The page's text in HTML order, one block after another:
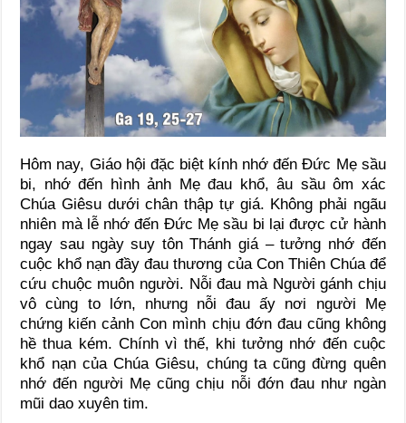
Hôm nay, Giáo hội đặc biệt kính nhớ đến Đức Mẹ sầu
bi, nhớ đến hình ảnh Mẹ đau khổ, âu sầu ôm xác
Chúa Giêsu dưới chân thập tự giá. Không phải ngãu
nhiên mà lễ nhớ đến Đức Mẹ sầu bi lại được cử hành
ngay sau ngày suy tôn Thánh giá – tưởng nhớ đến
cuộc khổ nạn đầy đau thương của Con Thiên Chúa để
cứu chuộc muôn người. Nỗi đau mà Người gánh chịu
vô cùng to lớn, nhưng nỗi đau ấy nơi người Mẹ
chứng kiến cảnh Con mình chịu đớn đau cũng không
hề thua kém. Chính vì thế, khi tưởng nhớ đến cuộc
khổ nạn của Chúa Giêsu, chúng ta cũng đừng quên
nhớ đến người Mẹ cũng chịu nỗi đớn đau như ngàn
mũi dao xuyên tim.